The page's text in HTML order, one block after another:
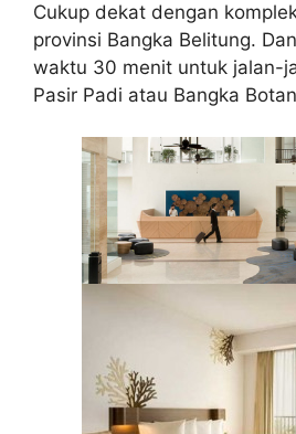
Cukup dekat dengan
provinsi Bangka Belitung.
waktu 30 menit untuk jalan-
Pasir Padi atau Bangka